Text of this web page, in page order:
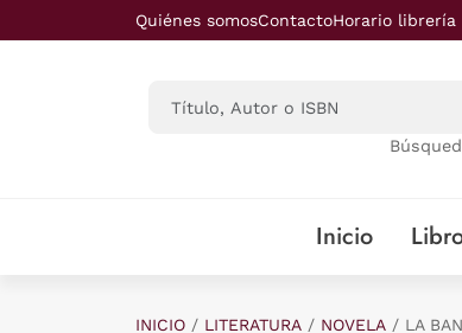
Saltar al contenido principal
Quiénes somosContactoHorario librería
Inicio
INICIO LITERATURA NOVELA LA